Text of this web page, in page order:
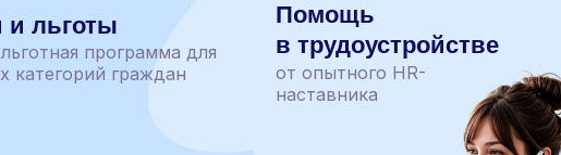
и льготы
программа для
категорий граждан
Помощь
в трудоустройстве
от опытного HR-
наставника